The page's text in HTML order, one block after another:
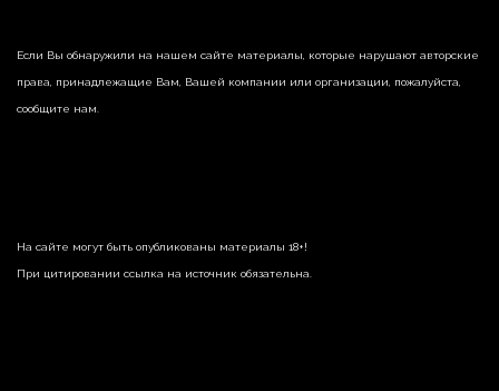
Если Вы обнаружили на нашем сайте материалы, которые нарушают авторские
права, принадлежащие Вам, Вашей компании или организации, пожалуйста,
сообщите нам.
На сайте могут быть опубликованы материалы 18+!
При цитировании ссылка на источник обязательна.